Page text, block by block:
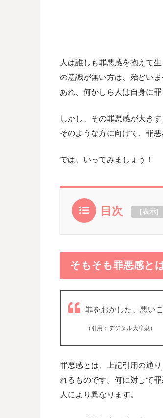
人は誰しも罪悪感を抱えて
の意識が無い方は、殆どい
あれ、何かしら人は自身に罪
しかし、その罪悪感が大き
そのような方に向けて、罪
では、いってみましょう！
目次 [表示]
そもそも罪悪感と
罪をおかした、悪い
（引用：デジタル大辞泉）
罪悪感とは、上記引用の通
れるものです。何に対して
人により異なります。